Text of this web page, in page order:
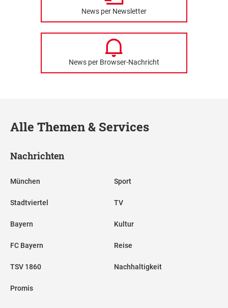
News per Newsletter
News per Browser-Nachricht
Alle Themen & Services
Nachrichten
München
Stadtviertel
Bayern
FC Bayern
TSV 1860
Promis
Sport
TV
Kultur
Reise
Nachhaltigkeit